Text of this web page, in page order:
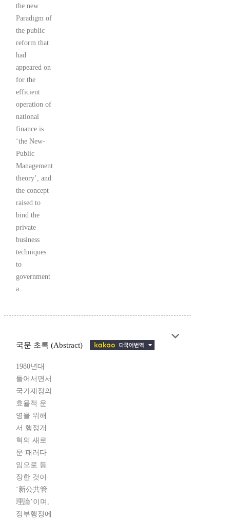
the new
Paradigm of
the public
reform that
had
appeared on
for the
efficient
operation of
national
finance is
‘the New-
Public
Management
theory’, and
the concept
raised to
bind the
private
business
techniques
to
government
a...
국문 초록 (Abstract)
1980년대
들어서면서
국가재정의
효율적 운
영을 위해
서 행정개
혁의 새로
운 패러다
임으로 등
장한 것이
‘新公共管
理論’이며,
정부행정에